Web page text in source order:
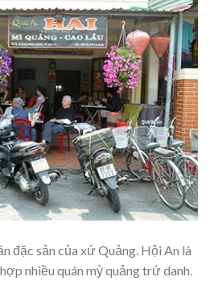
đặc sản của xứ Quảng. Hội An là
nhiều quán mỳ quảng trứ danh.